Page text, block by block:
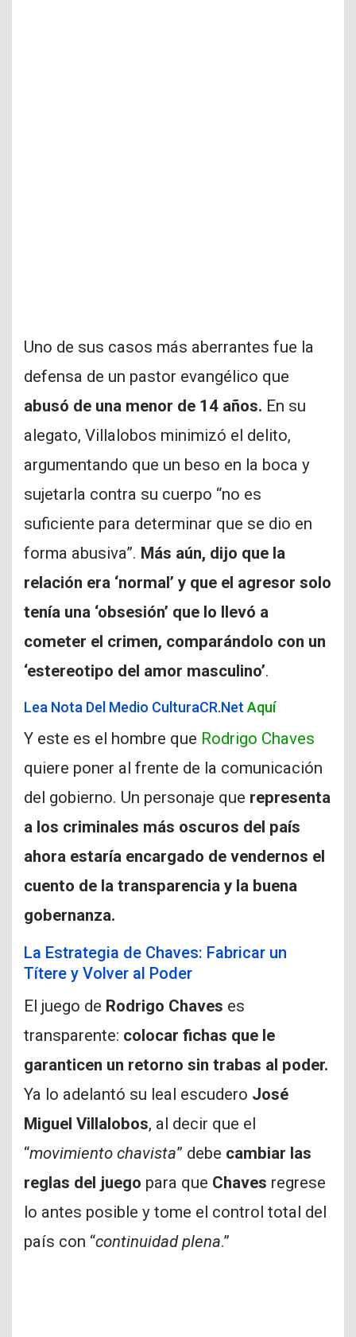
Uno de sus casos más aberrantes fue la
defensa de un pastor evangélico que
abusó de una menor de 14 años. En su
alegato, Villalobos minimizó el delito,
argumentando que un beso en la boca y
sujetarla contra su cuerpo “no es
suficiente para determinar que se dio en
forma abusiva”. Más aún, dijo que la
relación era ‘normal’ y que el agresor solo
tenía una ‘obsesión’ que lo llevó a
cometer el crimen, comparándolo con un
‘estereotipo del amor masculino’.
Lea Nota Del Medio CulturaCR.Net Aquí
Y este es el hombre que Rodrigo Chaves
quiere poner al frente de la comunicación
del gobierno. Un personaje que representa
a los criminales más oscuros del país
ahora estaría encargado de vendernos el
cuento de la transparencia y la buena
gobernanza.
La Estrategia de Chaves: Fabricar un
Títere y Volver al Poder
El juego de Rodrigo Chaves es
transparente: colocar fichas que le
garanticen un retorno sin trabas al poder.
Ya lo adelantó su leal escudero José
Miguel Villalobos, al decir que el
“movimiento chavista” debe cambiar las
reglas del juego para que Chaves regrese
lo antes posible y tome el control total del
país con “continuidad plena.”